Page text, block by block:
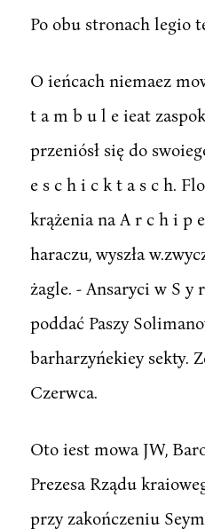
Po obu stronach legio
O ieńcach niemaez
t a m b u l e ieat
przeniósł się do
e s c h i c k t a s c h.
krążenia na A r c h i p
haraczu, wyszła
żagle. - Ansaryci w S y
poddać Paszy
barharzyńekiey sekty.
Czerwca.
Oto iest mowa JW,
Prezesa Rządu
przy zakończeniu